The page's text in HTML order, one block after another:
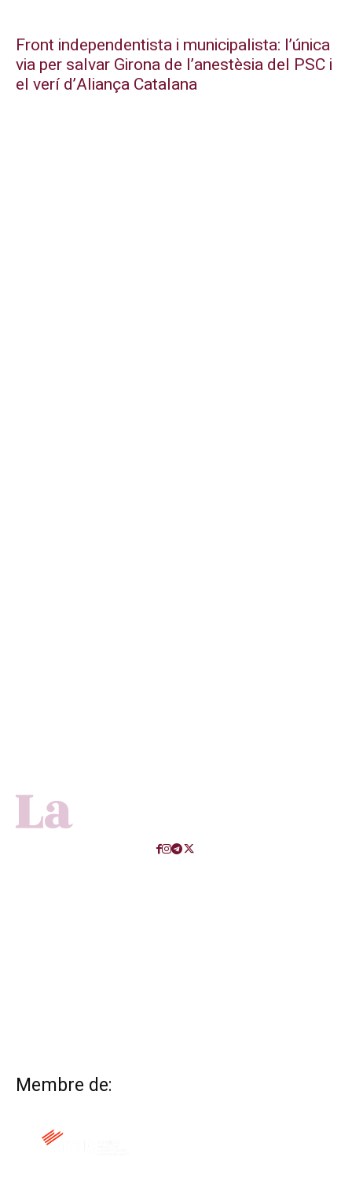
Front independentista i municipalista: l’única
via per salvar Girona de l’anestèsia del PSC i
el verí d’Aliança Catalana
Membre de: